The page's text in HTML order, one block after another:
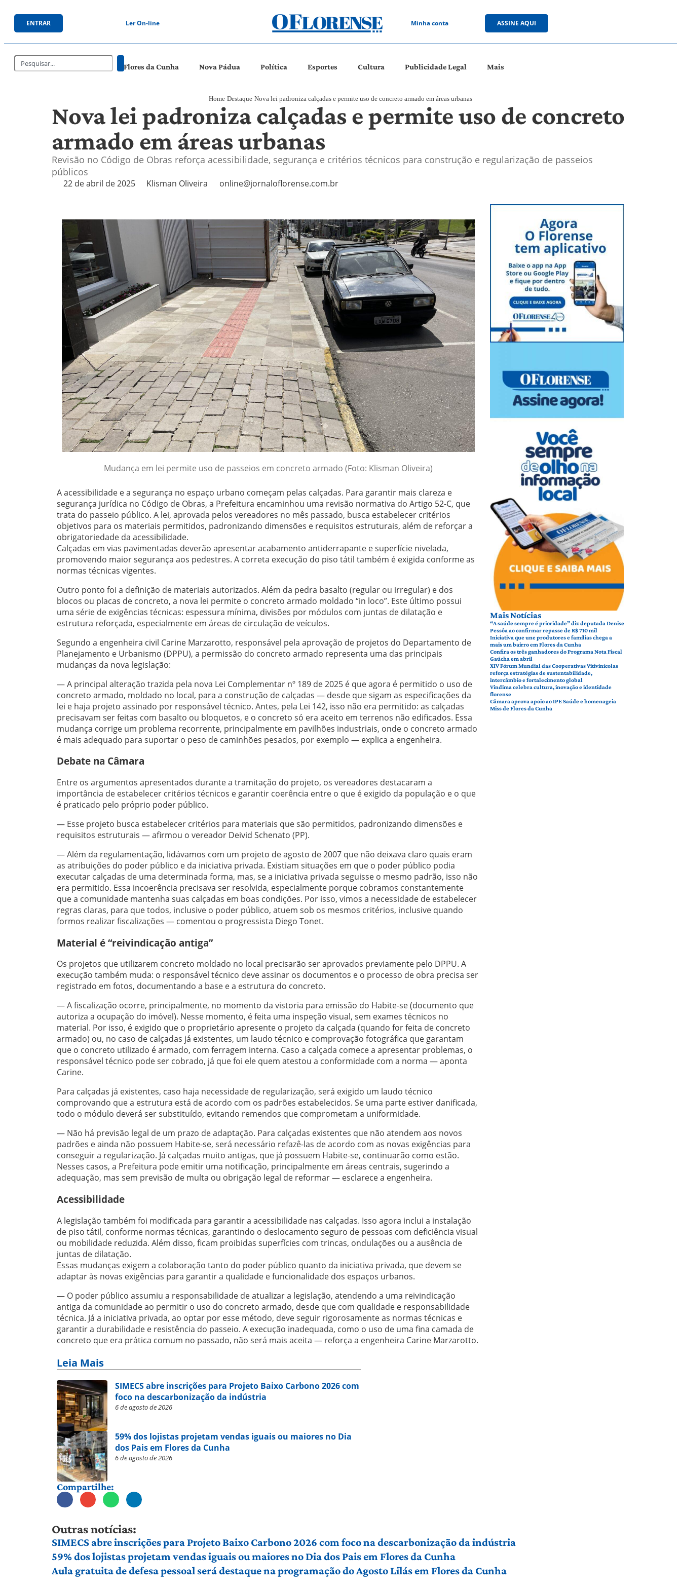
ENTRAR Ler On-line Minha conta ASSINE AQUI
Flores da Cunha Nova Pádua Política Esportes Cultura Publicidade Legal Mais
Home Destaque Nova lei padroniza calçadas e permite uso de concreto armado em áreas urbanas
Nova lei padroniza calçadas e permite uso de concreto
armado em áreas urbanas
Revisão no Código de Obras reforça acessibilidade, segurança e critérios técnicos para construção e regularização de passeios
públicos
22 de abril de 2025 Klisman Oliveira online@jornaloflorense.com.br
Mudança em lei permite uso de passeios em concreto armado (Foto: Klisman Oliveira)
A acessibilidade e a segurança no espaço urbano começam pelas calçadas. Para garantir mais clareza e
segurança jurídica no Código de Obras, a Prefeitura encaminhou uma revisão normativa do Artigo 52-C, que
trata do passeio público. A lei, aprovada pelos vereadores no mês passado, busca estabelecer critérios
objetivos para os materiais permitidos, padronizando dimensões e requisitos estruturais, além de reforçar a
obrigatoriedade da acessibilidade.
Calçadas em vias pavimentadas deverão apresentar acabamento antiderrapante e superfície nivelada,
promovendo maior segurança aos pedestres. A correta execução do piso tátil também é exigida conforme as
normas técnicas vigentes.
Outro ponto foi a definição de materiais autorizados. Além da pedra basalto (regular ou irregular) e dos
blocos ou placas de concreto, a nova lei permite o concreto armado moldado “in loco”. Este último possui
uma série de exigências técnicas: espessura mínima, divisões por módulos com juntas de dilatação e
estrutura reforçada, especialmente em áreas de circulação de veículos.
Segundo a engenheira civil Carine Marzarotto, responsável pela aprovação de projetos do Departamento de
Planejamento e Urbanismo (DPPU), a permissão do concreto armado representa uma das principais
mudanças da nova legislação:
— A principal alteração trazida pela nova Lei Complementar nº 189 de 2025 é que agora é permitido o uso de
concreto armado, moldado no local, para a construção de calçadas — desde que sigam as especificações da
lei e haja projeto assinado por responsável técnico. Antes, pela Lei 142, isso não era permitido: as calçadas
precisavam ser feitas com basalto ou bloquetos, e o concreto só era aceito em terrenos não edificados. Essa
mudança corrige um problema recorrente, principalmente em pavilhões industriais, onde o concreto armado
é mais adequado para suportar o peso de caminhões pesados, por exemplo — explica a engenheira.
Debate na Câmara
Entre os argumentos apresentados durante a tramitação do projeto, os vereadores destacaram a
importância de estabelecer critérios técnicos e garantir coerência entre o que é exigido da população e o que
é praticado pelo próprio poder público.
— Esse projeto busca estabelecer critérios para materiais que são permitidos, padronizando dimensões e
requisitos estruturais — afirmou o vereador Deivid Schenato (PP).
— Além da regulamentação, lidávamos com um projeto de agosto de 2007 que não deixava claro quais eram
as atribuições do poder público e da iniciativa privada. Existiam situações em que o poder público podia
executar calçadas de uma determinada forma, mas, se a iniciativa privada seguisse o mesmo padrão, isso não
era permitido. Essa incoerência precisava ser resolvida, especialmente porque cobramos constantemente
que a comunidade mantenha suas calçadas em boas condições. Por isso, vimos a necessidade de estabelecer
regras claras, para que todos, inclusive o poder público, atuem sob os mesmos critérios, inclusive quando
formos realizar fiscalizações — comentou o progressista Diego Tonet.
Material é “reivindicação antiga”
Os projetos que utilizarem concreto moldado no local precisarão ser aprovados previamente pelo DPPU. A
execução também muda: o responsável técnico deve assinar os documentos e o processo de obra precisa ser
registrado em fotos, documentando a base e a estrutura do concreto.
— A fiscalização ocorre, principalmente, no momento da vistoria para emissão do Habite-se (documento que
autoriza a ocupação do imóvel). Nesse momento, é feita uma inspeção visual, sem exames técnicos no
material. Por isso, é exigido que o proprietário apresente o projeto da calçada (quando for feita de concreto
armado) ou, no caso de calçadas já existentes, um laudo técnico e comprovação fotográfica que garantam
que o concreto utilizado é armado, com ferragem interna. Caso a calçada comece a apresentar problemas, o
responsável técnico pode ser cobrado, já que foi ele quem atestou a conformidade com a norma — aponta
Carine.
Para calçadas já existentes, caso haja necessidade de regularização, será exigido um laudo técnico
comprovando que a estrutura está de acordo com os padrões estabelecidos. Se uma parte estiver danificada,
todo o módulo deverá ser substituído, evitando remendos que comprometam a uniformidade.
— Não há previsão legal de um prazo de adaptação. Para calçadas existentes que não atendem aos novos
padrões e ainda não possuem Habite-se, será necessário refazê-las de acordo com as novas exigências para
conseguir a regularização. Já calçadas muito antigas, que já possuem Habite-se, continuarão como estão.
Nesses casos, a Prefeitura pode emitir uma notificação, principalmente em áreas centrais, sugerindo a
adequação, mas sem previsão de multa ou obrigação legal de reformar — esclarece a engenheira.
Acessibilidade
A legislação também foi modificada para garantir a acessibilidade nas calçadas. Isso agora inclui a instalação
de piso tátil, conforme normas técnicas, garantindo o deslocamento seguro de pessoas com deficiência visual
ou mobilidade reduzida. Além disso, ficam proibidas superfícies com trincas, ondulações ou a ausência de
juntas de dilatação.
Essas mudanças exigem a colaboração tanto do poder público quanto da iniciativa privada, que devem se
adaptar às novas exigências para garantir a qualidade e funcionalidade dos espaços urbanos.
— O poder público assumiu a responsabilidade de atualizar a legislação, atendendo a uma reivindicação
antiga da comunidade ao permitir o uso do concreto armado, desde que com qualidade e responsabilidade
técnica. Já a iniciativa privada, ao optar por esse método, deve seguir rigorosamente as normas técnicas e
garantir a durabilidade e resistência do passeio. A execução inadequada, como o uso de uma fina camada de
concreto que era prática comum no passado, não será mais aceita — reforça a engenheira Carine Marzarotto.
Leia Mais
SIMECS abre inscrições para Projeto Baixo Carbono 2026 com
foco na descarbonização da indústria
6 de agosto de 2026
59% dos lojistas projetam vendas iguais ou maiores no Dia
dos Pais em Flores da Cunha
6 de agosto de 2026
Compartilhe:
Mais Notícias
“A saúde sempre é prioridade” diz deputada Denise
Pessôa ao confirmar repasse de R$ 710 mil
Iniciativa que une produtores e famílias chega a
mais um bairro em Flores da Cunha
Confira os três ganhadores do Programa Nota Fiscal
Gaúcha em abril
XIV Fórum Mundial das Cooperativas Vitivinícolas
reforça estratégias de sustentabilidade,
intercâmbio e fortalecimento global
Vindima celebra cultura, inovação e identidade
florense
Câmara aprova apoio ao IPE Saúde e homenageia
Miss de Flores da Cunha
Outras notícias:
SIMECS abre inscrições para Projeto Baixo Carbono 2026 com foco na descarbonização da indústria
59% dos lojistas projetam vendas iguais ou maiores no Dia dos Pais em Flores da Cunha
Aula gratuita de defesa pessoal será destaque na programação do Agosto Lilás em Flores da Cunha